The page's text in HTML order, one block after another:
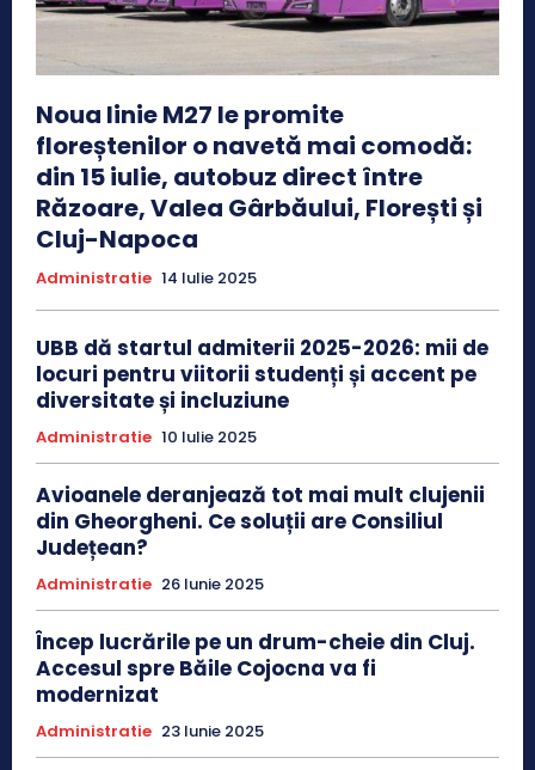
Noua linie M27 le promite
floreștenilor o navetă mai comodă:
din 15 iulie, autobuz direct între
Răzoare, Valea Gârbăului, Florești și
Cluj-Napoca
Administratie 14 Iulie 2025
UBB dă startul admiterii 2025-2026: mii de
locuri pentru viitorii studenți și accent pe
diversitate și incluziune
Administratie 10 Iulie 2025
Avioanele deranjează tot mai mult clujenii
din Gheorgheni. Ce soluții are Consiliul
Județean?
Administratie 26 Iunie 2025
Încep lucrările pe un drum-cheie din Cluj.
Accesul spre Băile Cojocna va fi
modernizat
Administratie 23 Iunie 2025